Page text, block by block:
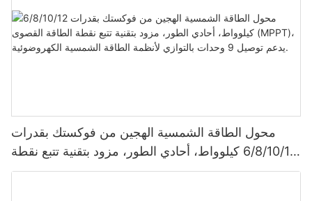
محول الطاقة الشمسية الهجين من فوكستك بقدرات
6/8/10/12 كيلوواط، أحادي الطور، مزود بتقنية تتبع نقطة
الطاقة القصوى (MPPT)، يدعم توصيل 9 وحدات بالتوازي